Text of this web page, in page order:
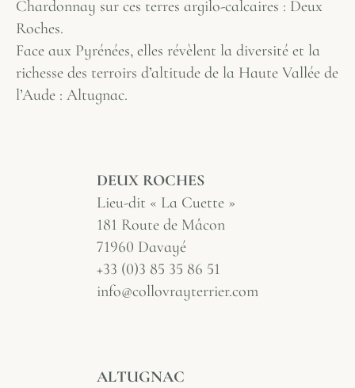
Chardonnay sur ces terres argilo-calcaires : Deux
Roches.
Face aux Pyrénées, elles révèlent la diversité et la
richesse des terroirs d’altitude de la Haute Vallée de
l’Aude : Altugnac.
DEUX ROCHES
Lieu-dit « La Cuette »
181 Route de Mâcon
71960 Davayé
+33 (0)3 85 35 86 51
info@collovrayterrier.com
ALTUGNAC